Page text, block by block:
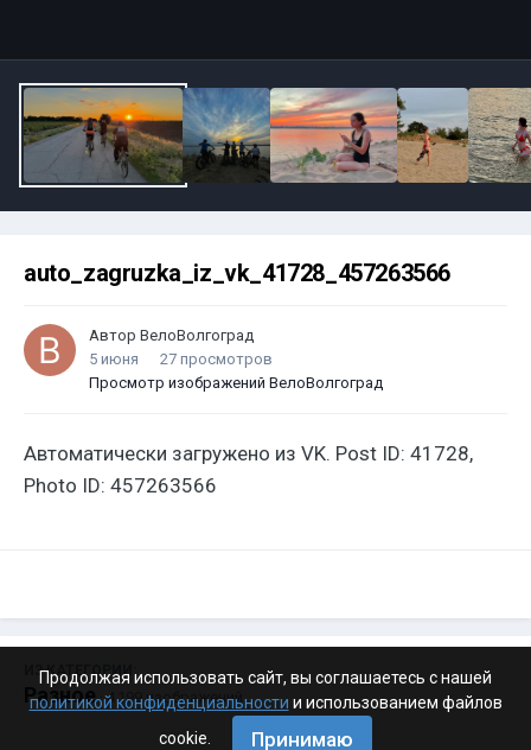
auto_zagruzka_iz_vk_41728_457263566
Автор ВелоВолгоград
5 июня
27 просмотров
Просмотр изображений ВелоВолгоград
Автоматически загружено из VK. Post ID: 41728,
Photo ID: 457263566
ИЗ КАТЕГОРИИ:
Разное · 4 199 изображений
Продолжая использовать сайт, вы соглашаетесь с нашей
политикой конфиденциальности и использованием файлов
cookie.
Принимаю